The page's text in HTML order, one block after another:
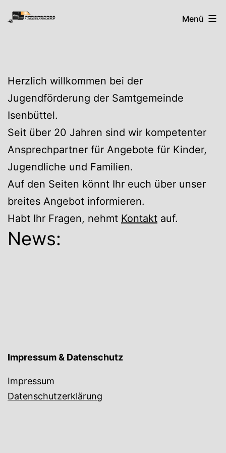
Zum
Inhalt
RabenspassMenü
Herzlich willkommen bei der
Jugendförderung der Samtgemeinde
Isenbüttel.
Seit über 20 Jahren sind wir kompetenter
Ansprechpartner für Angebote für Kinder,
Jugendliche und Familien.
Auf den Seiten könnt Ihr euch über unser
breites Angebot informieren.
Habt Ihr Fragen, nehmt Kontakt auf.
News:
Impressum & Datenschutz
Impressum
Datenschutzerklärung